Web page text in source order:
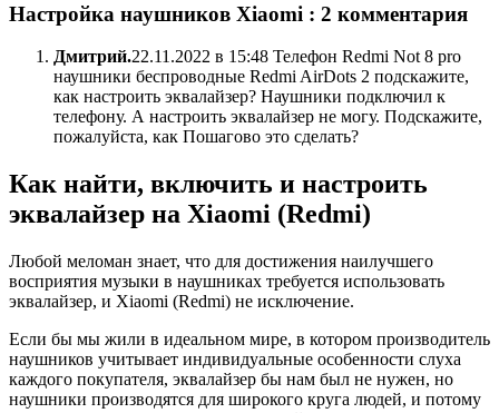
Настройка наушников Xiaomi : 2 комментария
Дмитрий.22.11.2022 в 15:48 Телефон Redmi Not 8 pro
наушники беспроводные Redmi AirDots 2 подскажите,
как настроить эквалайзер? Наушники подключил к
телефону. А настроить эквалайзер не могу. Подскажите,
пожалуйста, как Пошагово это сделать?
Как найти, включить и настроить
эквалайзер на Xiaomi (Redmi)
Любой меломан знает, что для достижения наилучшего
восприятия музыки в наушниках требуется использовать
эквалайзер, и Xiaomi (Redmi) не исключение.
Если бы мы жили в идеальном мире, в котором производитель
наушников учитывает индивидуальные особенности слуха
каждого покупателя, эквалайзер бы нам был не нужен, но
наушники производятся для широкого круга людей, и потому